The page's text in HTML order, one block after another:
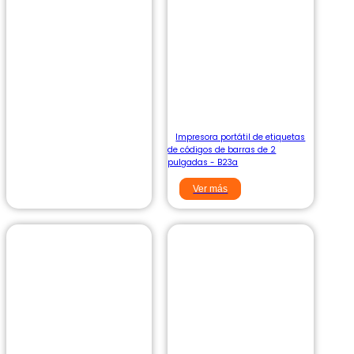
Impresora portátil de etiquetas
de códigos de barras de 2
pulgadas - B23a
Ver más